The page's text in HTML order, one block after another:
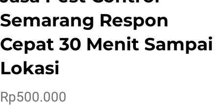
Semarang Respon
Cepat 30 Menit Sampai
Lokasi
Rp500.000